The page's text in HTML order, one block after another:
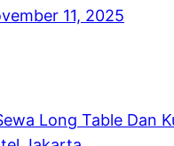
11, 2025